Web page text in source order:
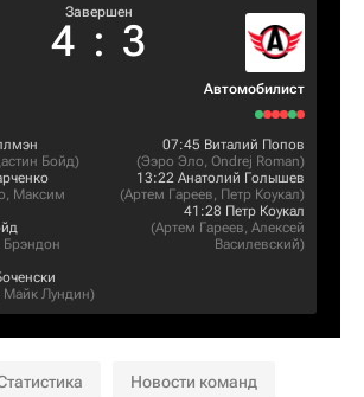
Завершен
4 : 3
Автомобилист
Бойд)
, Максим
Брэндон
Майк Лундин)
07:45 Виталий Попов
(Ээро Эло, Ondrej Roman)
13:22 Анатолий Голышев
(Артем Гареев, Петр Коукал)
41:28 Петр Коукал
(Артем Гареев, Алексей
Василевский)
Новости команд